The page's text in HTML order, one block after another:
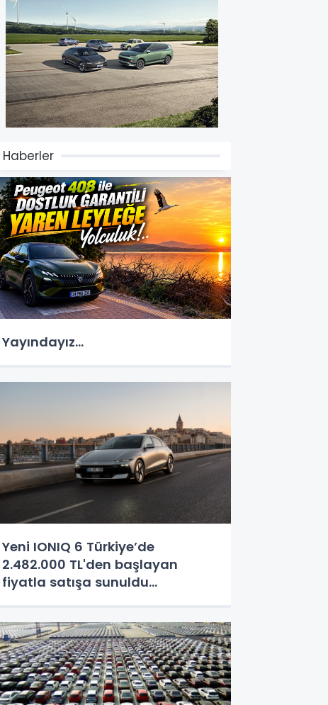
Haberler
Yayındayız...
Yeni IONIQ 6 Türkiye’de
2.482.000 TL'den başlayan
fiyatla satışa sunuldu...